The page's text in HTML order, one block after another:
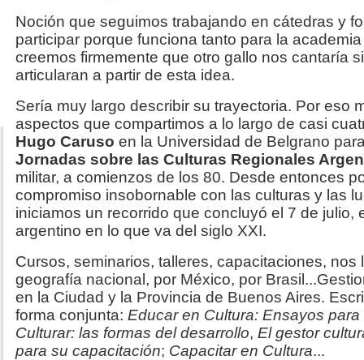
Noción que seguimos trabajando en cátedras y
participar porque funciona tanto para la
creemos firmemente que otro gallo nos cantaría
articularan a partir de esta idea.
Sería muy largo describir su trayectoria. Por eso
aspectos que compartimos a lo largo de casi
Hugo Caruso en la Universidad de Belgrano
Jornadas sobre las Culturas Regionales
militar, a comienzos de los 80. Desde entonces
compromiso insobornable con las culturas y las
iniciamos un recorrido que concluyó el 7 de julio,
argentino en lo que va del siglo XXI.
Cursos, seminarios, talleres, capacitaciones, nos
geografía nacional, por México, por
en la Ciudad y la Provincia de Buenos Aires.
forma conjunta: Educar en Cultura: Ensayos
Culturar: las formas del desarrollo, El gestor
para su capacitación; Capacitar en Cultura...